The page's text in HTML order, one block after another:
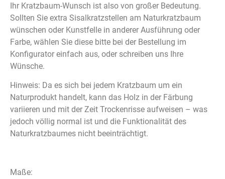
Ihr Kratzbaum-Wunsch ist also von großer Bedeutung.
Sollten Sie extra Sisalkratzstellen am Naturkratzbaum
wünschen oder Kunstfelle in anderer Ausführung oder
Farbe, wählen Sie diese bitte bei der Bestellung im
Konfigurator einfach aus, oder schreiben uns Ihre
Wünsche.
Hinweis: Da es sich bei jedem Kratzbaum um ein
Naturprodukt handelt, kann das Holz in der Färbung
variieren und mit der Zeit Trockenrisse aufweisen – was
jedoch völlig normal ist und die Funktionalität des
Naturkratzbaumes nicht beeinträchtigt.
Maße: